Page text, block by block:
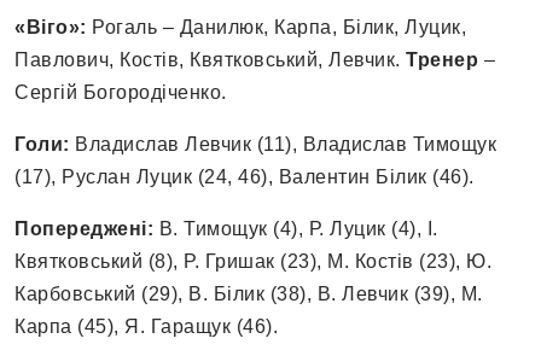
«Віго»: Рогаль – Данилюк, Карпа, Білик, Луцик,
Павлович, Костів, Квятковський, Левчик. Тренер –
Сергій Богородіченко.
Голи: Владислав Левчик (11), Владислав Тимощук
(17), Руслан Луцик (24, 46), Валентин Білик (46).
Попереджені: В. Тимощук (4), Р. Луцик (4), І.
Квятковський (8), Р. Гришак (23), М. Костів (23), Ю.
Карбовський (29), В. Білик (38), В. Левчик (39), М.
Карпа (45), Я. Гаращук (46).